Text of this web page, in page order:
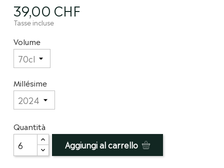
39,00 CHF
Tasse incluse
Volume
Millésime
Quantità
Aggiungi al carrello